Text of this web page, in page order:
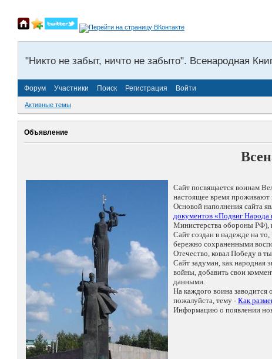
"Никто не забыт, ничто не забыто". Всенародная
Форум Участники Поиск Регистрация Войти
Активные темы
Объявление
Сайт посвящается воинам
настоящее время проживают
Основой наполнения сайта
документов «Подвиг Народа
Министерства обороны РФ),
Сайт создан в надежде на
бережно сохраненными
Отечество, ковал Победу в
Сайт задуман, как
войны, добавить свои
данными.
На каждого воина
пожалуйста, тему - Как
Информацию о появлении